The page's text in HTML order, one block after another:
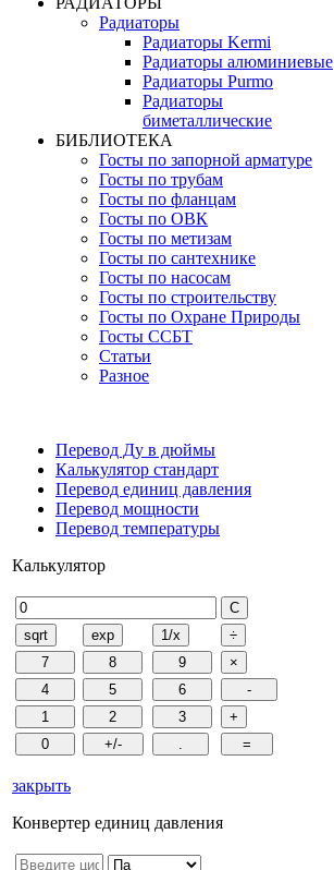
Радиаторы
Радиаторы Kermi
Радиаторы алюминиевые
Радиаторы Purmo
Радиаторы
биметаллические
БИБЛИОТЕКА
Госты по запорной арматуре
Госты по трубам
Госты по фланцам
Госты по ОВК
Госты по метизам
Госты по сантехнике
Госты по насосам
Госты по строительству
Госты по Охране Природы
Госты ССБТ
Статьи
Разное
Перевод Ду в дюймы
Калькулятор стандарт
Перевод единиц давления
Перевод мощности
Перевод температуры
Калькулятор
закрыть
Конвертер единиц давления